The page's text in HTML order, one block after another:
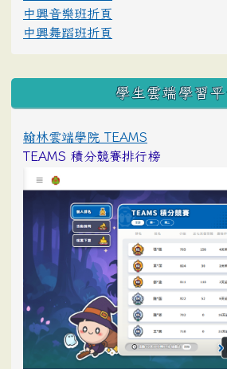
中興音樂班折頁
中興舞蹈班折頁
學生雲端學習平
翰林雲端學院 TEAMS
TEAMS 積分競賽排行榜